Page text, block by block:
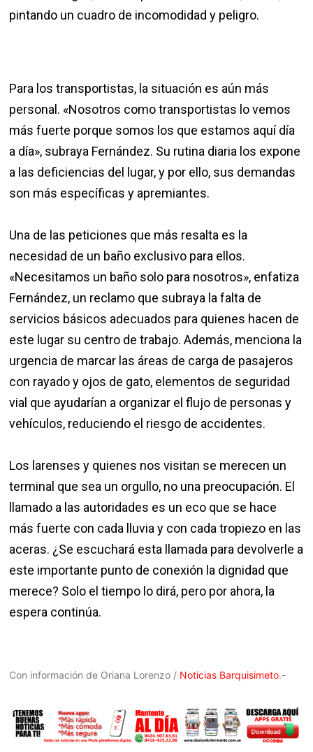
pintando un cuadro de incomodidad y peligro.
Para los transportistas, la situación es aún más
personal. «Nosotros como transportistas lo vemos
más fuerte porque somos los que estamos aquí día
a día», subraya Fernández. Su rutina diaria los expone
a las deficiencias del lugar, y por ello, sus demandas
son más específicas y apremiantes.
Una de las peticiones que más resalta es la
necesidad de un baño exclusivo para ellos.
«Necesitamos un baño solo para nosotros», enfatiza
Fernández, un reclamo que subraya la falta de
servicios básicos adecuados para quienes hacen de
este lugar su centro de trabajo. Además, menciona la
urgencia de marcar las áreas de carga de pasajeros
con rayado y ojos de gato, elementos de seguridad
vial que ayudarían a organizar el flujo de personas y
vehículos, reduciendo el riesgo de accidentes.
Los larenses y quienes nos visitan se merecen un
terminal que sea un orgullo, no una preocupación. El
llamado a las autoridades es un eco que se hace
más fuerte con cada lluvia y con cada tropiezo en las
aceras. ¿Se escuchará esta llamada para devolverle a
este importante punto de conexión la dignidad que
merece? Solo el tiempo lo dirá, pero por ahora, la
espera continúa.
Con información de Oriana Lorenzo / Noticias Barquisimeto.-